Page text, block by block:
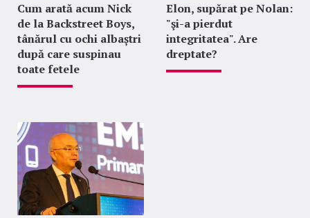
Cum arată acum Nick
de la Backstreet Boys,
tânărul cu ochi albaștri
după care suspinau
toate fetele
Elon, supărat pe Nolan:
"şi-a pierdut
integritatea". Are
dreptate?